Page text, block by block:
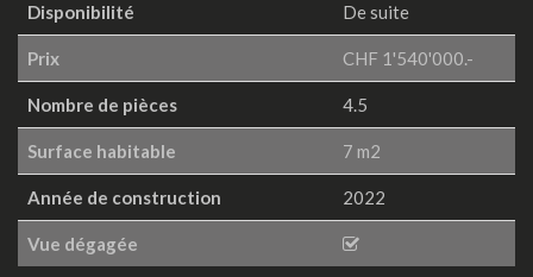
Disponibilité De suite
Prix CHF 1'540'000.-
Nombre de pièces 4.5
Surface habitable 7 m2
Année de construction 2022
Vue dégagée